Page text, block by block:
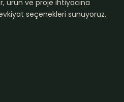
ürün ve proje ihtiyacına
seçenekleri sunuyoruz.